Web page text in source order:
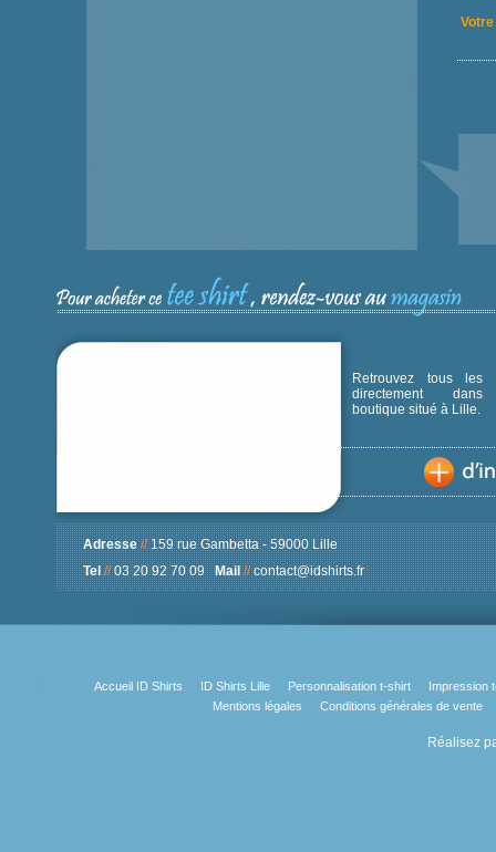
Retrouvez tous les
directement
boutique situé à Lille.
Adresse//159 rue Gambetta - 59000 Lille
Tel//03 20 92 70 09Mail// contact@idshirts.fr
Accueil ID Shirts ID Shirts Lille Personnalisation t-shirt
Impression
Mentions légales
Conditions générales de vente
Réalisez